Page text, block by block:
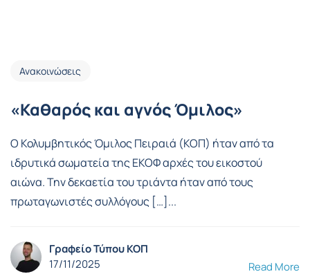
Ανακοινώσεις
«Καθαρός και αγνός Όμιλος»
Ο Κολυμβητικός Όμιλος Πειραιά (ΚΟΠ) ήταν από τα
ιδρυτικά σωματεία της ΕΚΟΦ αρχές του εικοστού
αιώνα. Την δεκαετία του τριάντα ήταν από τους
πρωταγωνιστές συλλόγους […]...
Γραφείο Τύπου ΚΟΠ
17/11/2025
Read More